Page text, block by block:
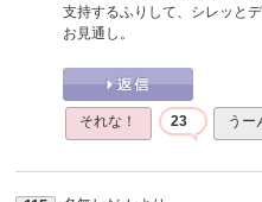
支持するふりして、シレッと
お見通し。
それな！ 23 う